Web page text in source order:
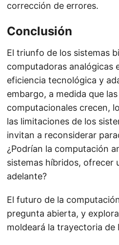
corrección de errores.
Conclusión
El triunfo de los sistemas
computadoras analógicas
eficiencia tecnológica y
embargo, a medida que
computacionales crecen,
las limitaciones de los
invitan a reconsiderar
¿Podrían la computación
sistemas híbridos, ofrecer
adelante?
El futuro de la
pregunta abierta, y
moldeará la trayectoria de